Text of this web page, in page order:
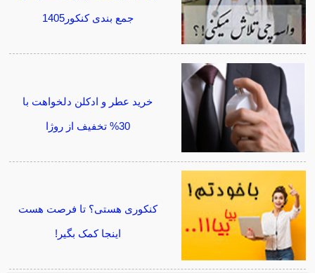
جمع بندی کنکور1405
خرید عطر و ادکلن دلخواهت با
30% تخفیف از روژا
کنکوری هستی؟ تا فرصت هست
اینجا کمک بگیر!